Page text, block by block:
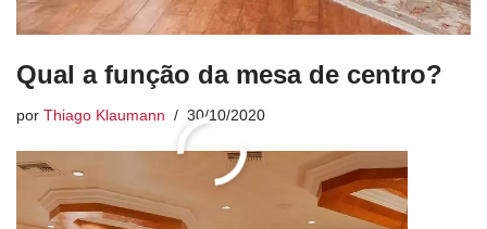
Qual a função da mesa de centro?
por Thiago Klaumann 30/10/2020